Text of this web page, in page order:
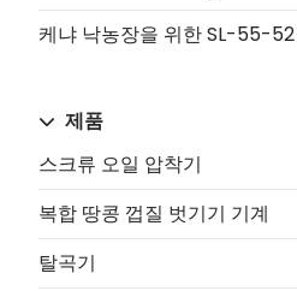
케냐 낙농장을 위한 SL-55-
제품
스크류 오일 압착기
복합 땅콩 껍질 벗기기 기계
탈곡기